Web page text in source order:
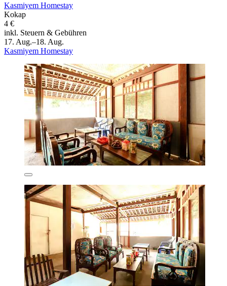
Kasmiyem Homestay
Kokap
4 €
inkl. Steuern & Gebühren
17. Aug.–18. Aug.
Kasmiyem Homestay